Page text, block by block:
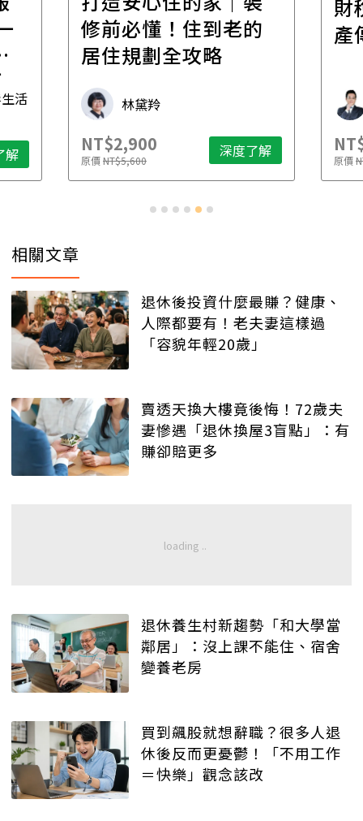
活
解
修前必懂！住到老的
居住規劃全攻略
林黛羚
NT$2,900
原價NT$5,600 深度了解
財
產
原價
相關文章
退休後投資什麼最賺？健康、
人際都要有！老夫妻這樣過
「容貌年輕20歲」
賣透天換大樓竟後悔！72歲夫
妻慘遇「退休換屋3盲點」：有
賺卻賠更多
退休養生村新趨勢「和大學當
鄰居」：沒上課不能住、宿舍
變養老房
買到飆股就想辭職？很多人退
休後反而更憂鬱！「不用工作
＝快樂」觀念該改